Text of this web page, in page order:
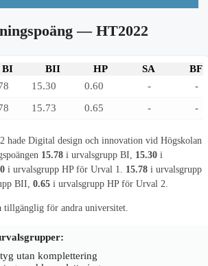
— HT2022
BI BII HP SA
BF
15.30 0.60 -
-
15.73 0.65 - -
hade Digital design och innovation vid Högskolan
15.78 i urvalsgrupp BI, 15.30 i
i urvalsgrupp HP för Urval 1. 15.78 i urvalsgrupp
BII, 0.65 i urvalsgrupp HP för Urval 2.
tillgänglig för andra universitet.
utan komplettering